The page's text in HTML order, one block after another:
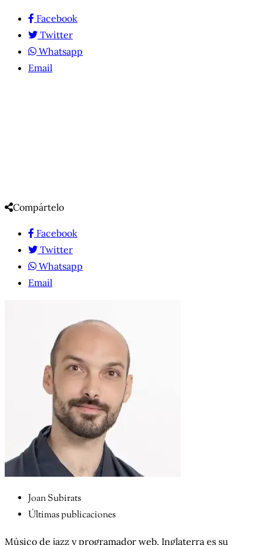
Facebook
Twitter
Whatsapp
Email
Compártelo
Facebook
Twitter
Whatsapp
Email
Joan Subirats
Últimas publicaciones
Músico de jazz y programador web. Inglaterra es su